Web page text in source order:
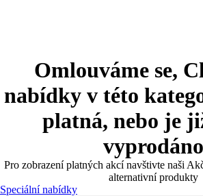
Omlouváme se,
nabídky v této
platná, nebo je
vyprodáno
Pro zobrazení platných akcí navštivte naši
alternativní produkty
Speciální nabídky